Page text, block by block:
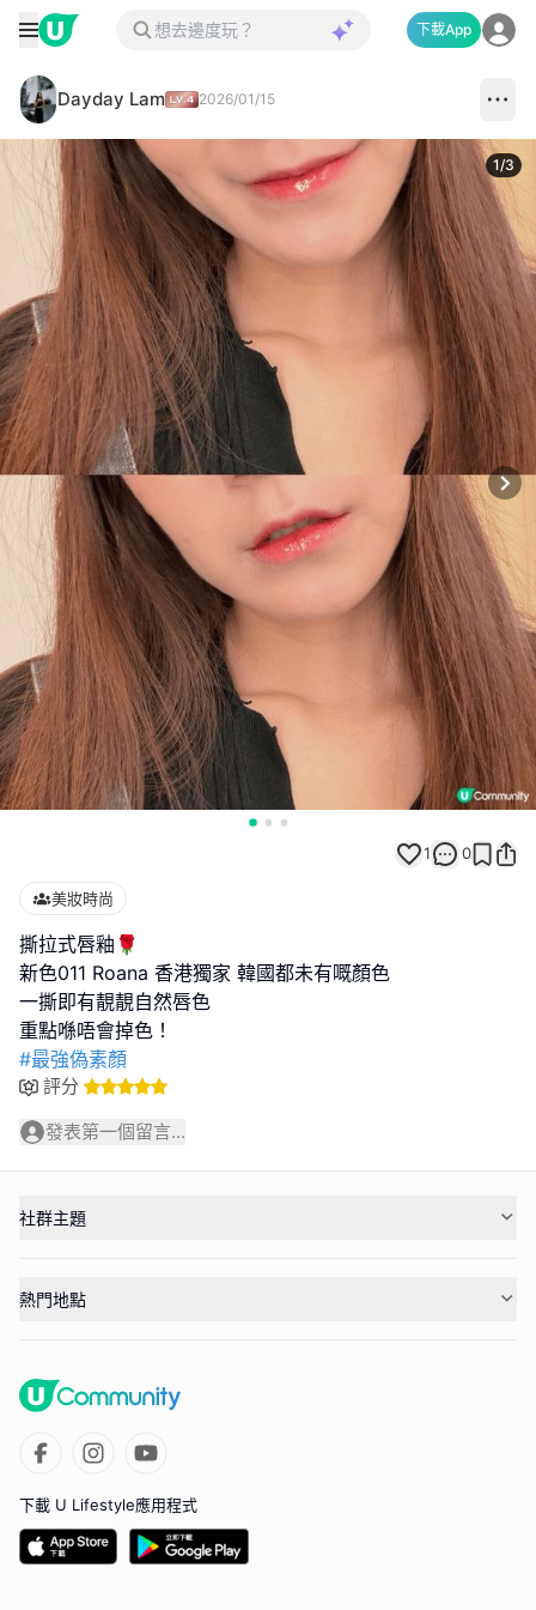
下載App
Dayday Lam 2026/01/15
1/3
1 0
美妝時尚
撕拉式唇釉🌹
新色011 Roana 香港獨家 韓國都未有嘅顏色
一撕即有靚靚自然唇色
#最強偽素顏
評分
發表第一個留言...
社群主題
熱門地點
下載 U Lifestyle應用程式